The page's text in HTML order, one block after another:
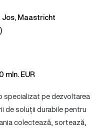
Jos, Maastricht
)
mln. EUR
specializat pe dezvoltarea
de soluții durabile pentru
colectează, sortează,